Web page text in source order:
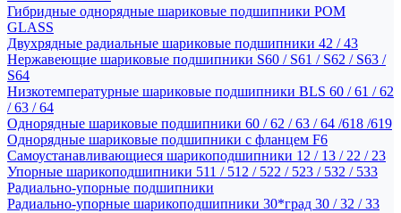
Гибридные однорядные шариковые подшипники POM
GLASS
Двухрядные радиальные шариковые подшипники 42 / 43
Нержавеющие шариковые подшипники S60 / S61 / S62 / S63 /
S64
Низкотемпературные шариковые подшипники BLS 60 / 61 / 62
/ 63 / 64
Однорядные шариковые подшипники 60 / 62 / 63 / 64 /618 /619
Однорядные шариковые подшипники с фланцем F6
Самоустанавливающиеся шарикоподшипники 12 / 13 / 22 / 23
Упорные шарикоподшипники 511 / 512 / 522 / 523 / 532 / 533
Радиально-упорные подшипники
Радиально-упорные шарикоподшипники 30*град 30 / 32 / 33